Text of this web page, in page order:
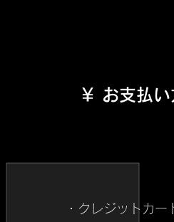
￥ お支払
・クレジットカー